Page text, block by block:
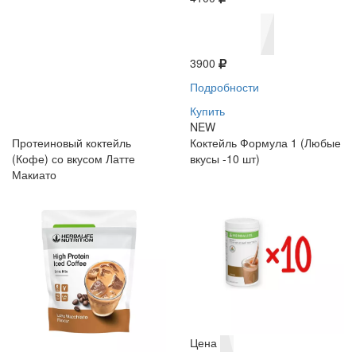
3900
Подробности
Купить
NEW
Протеиновый коктейль
(Кофе) со вкусом Латте
Макиато
Коктейль Формула 1 (Любые
вкусы -10 шт)
Цена